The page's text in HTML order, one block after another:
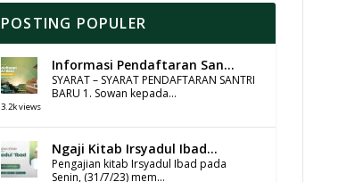
POSTING POPULER
Informasi Pendaftaran San...
SYARAT – SYARAT PENDAFTARAN SANTRI
BARU 1. Sowan kepada...
3.2k views
Ngaji Kitab Irsyadul Ibad...
Pengajian kitab Irsyadul Ibad pada
Senin, (31/7/23) mem...